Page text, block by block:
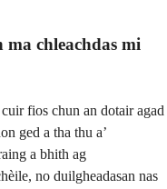
chleachdas mi
fios chun an dotair agad
ged a tha thu a’
a bhith ag
no duilgheadasan nas